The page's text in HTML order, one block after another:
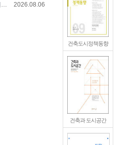
건축도시정책동향
건축과 도시공간
[해외문헌] 데이터센터와 물 · 에너지의 통합..
2026.08.06